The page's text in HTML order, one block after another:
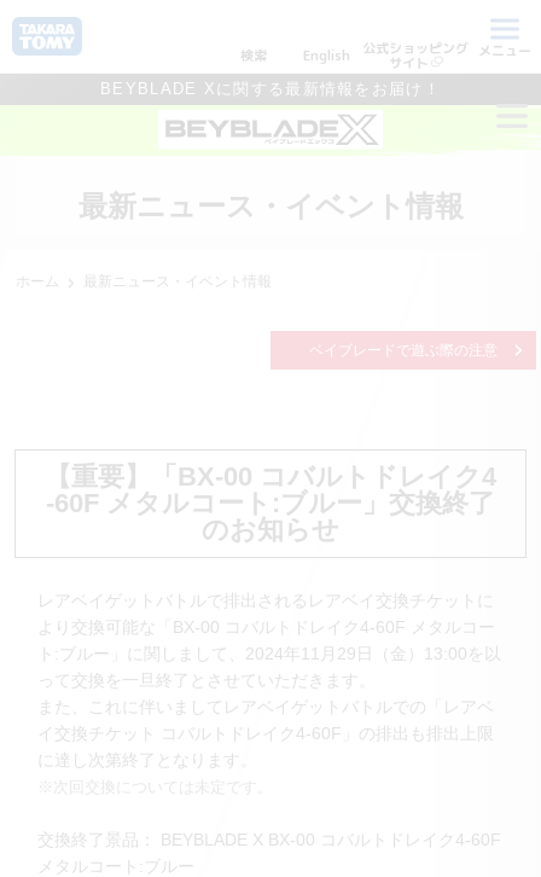
検索 English 公式ショッピング
サイト
メニュー
BEYBLADE Xに関する最新情報をお届け！
最新ニュース・イベント情報
ホーム 最新ニュース・イベント情報
ベイブレードで遊ぶ際の注意
【重要】「BX-00 コバルトドレイク4
-60F メタルコート:ブルー」交換終了
のお知らせ
レアベイゲットバトルで排出されるレアベイ交換チケットに
より交換可能な「BX-00 コバルトドレイク4-60F メタルコー
ト:ブルー」に関しまして、2024年11月29日（金）13:00を以
って交換を一旦終了とさせていただきます。
また、これに伴いましてレアベイゲットバトルでの「レアベ
イ交換チケット コバルトドレイク4-60F」の排出も排出上限
に達し次第終了となります。
※次回交換については未定です。
交換終了景品： BEYBLADE X BX-00 コバルトドレイク4-60F
メタルコート:ブルー